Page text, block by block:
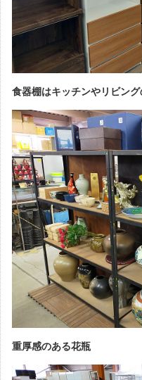
食器棚はキッチンやリビン
重厚感のある花瓶